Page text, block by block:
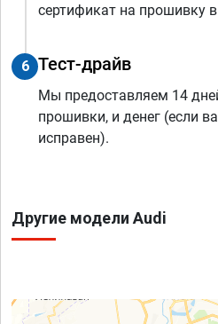
сертификат на прошивку
6 Тест-драйв
Мы предоставляем 14
прошивки, и денег (если
исправен).
Другие модели Audi